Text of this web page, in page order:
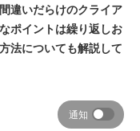
違いだらけのクライア
ポイントは繰り返しお
法についても解説して
通知